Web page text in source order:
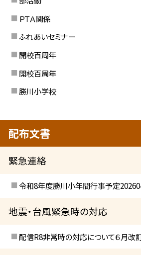
ＰＴＡ関係
ふれあいセミナー
開校百周年
開校百周年
勝川小学校
配布文書
緊急連絡
令和8年度勝川小年間行事予定
地震・台風緊急時の対応
配信R8非常時の対応について６月改